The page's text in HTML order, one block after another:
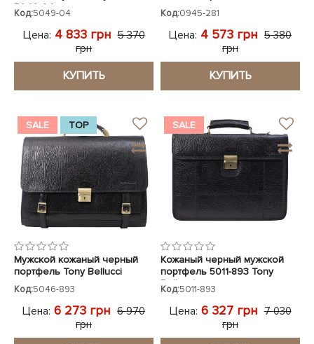
5049-04
Код:5049-04
Цена: 4 833 грн 5 370
грн
КУПИТЬ
Код:0945-281
Цена: 4 573 грн 5 380
грн
КУПИТЬ
SALE TOP
Мужской кожаный черный
портфель Tony Bellucci
Код:5046-893
Цена: 6 273 грн 6 970
грн
SALE
Кожаный черный мужской
портфель 5011-893 Tony
Bellucci
Код:5011-893
Цена: 6 327 грн 7 030
грн